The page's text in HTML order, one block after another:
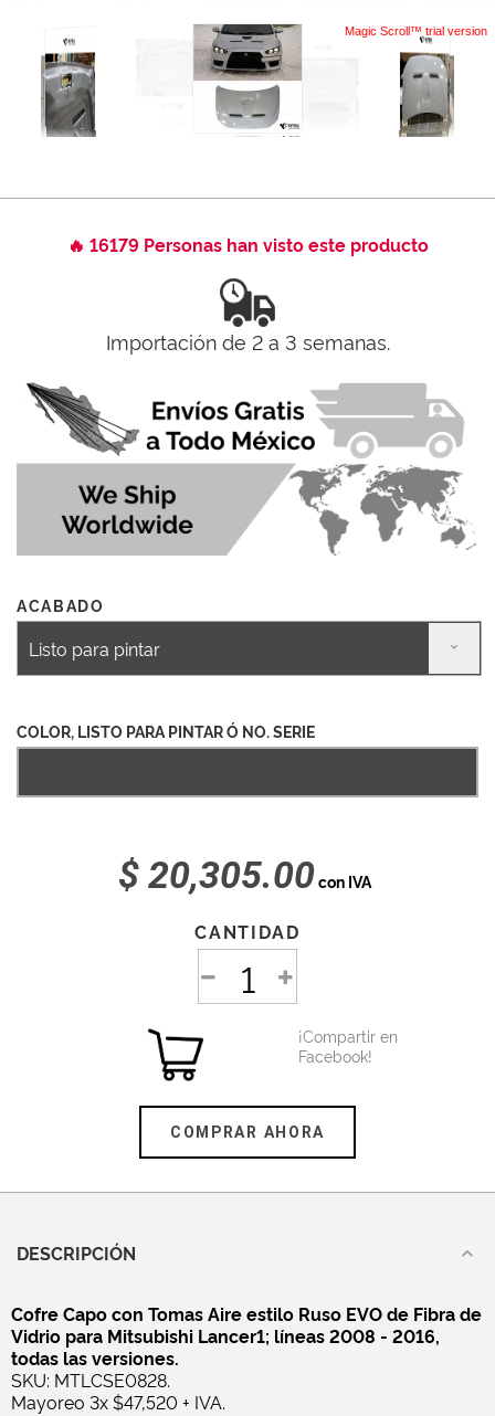
Magic Scroll™ trial version
🔥 16179 Personas han visto este producto
Importación de 2 a 3 semanas.
ACABADO
Listo para pintar
COLOR, LISTO PARA PINTAR Ó NO. SERIE
$ 20,305.00con IVA
CANTIDAD
¡Compartir en
Facebook!
COMPRAR AHORA
DESCRIPCIÓN
Cofre Capo con Tomas Aire estilo Ruso EVO de Fibra de
Vidrio para Mitsubishi Lancer1; líneas 2008 - 2016,
todas las versiones.
SKU: MTLCSE0828.
Mayoreo 3x $47,520 + IVA.